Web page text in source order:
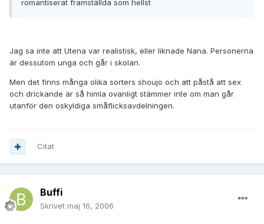
romantiserat framställda som hellst
Jag sa inte att Utena var realistisk, eller liknade Nana. Personerna
är dessutom unga och går i skolan.
Men det finns många olika sorters shoujo och att påstå att sex
och drickande är så himla ovanligt stämmer inte om man går
utanför den oskyldiga småflicksavdelningen.
Citat
Buffi
Skrivet maj 16, 2006